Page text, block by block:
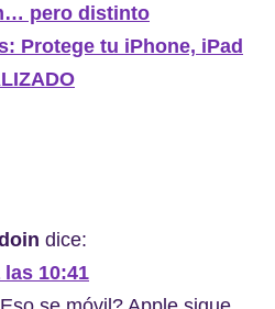
pero distinto
Protege tu iPhone, iPad
dice:
las 10:41